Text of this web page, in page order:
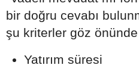
bir doğru cevabı
şu kriterler göz
Yatırım süresi